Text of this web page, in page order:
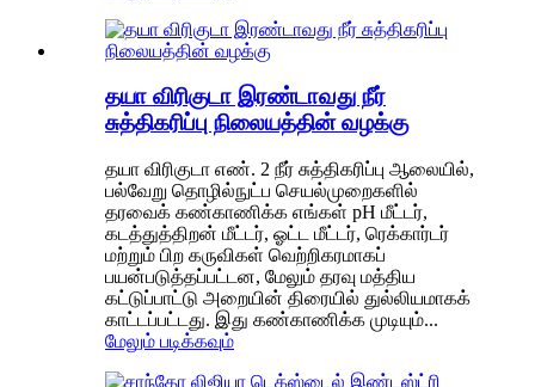
தயா விரிகுடா இரண்டாவது நீர்
சுத்திகரிப்பு நிலையத்தின் வழக்கு
தயா விரிகுடா எண். 2 நீர் சுத்திகரிப்பு ஆலையில்,
பல்வேறு தொழில்நுட்ப செயல்முறைகளில்
தரவைக் கண்காணிக்க எங்கள் pH மீட்டர்,
கடத்துத்திறன் மீட்டர், ஓட்ட மீட்டர், ரெக்கார்டர்
மற்றும் பிற கருவிகள் வெற்றிகரமாகப்
பயன்படுத்தப்பட்டன, மேலும் தரவு மத்திய
கட்டுப்பாட்டு அறையின் திரையில் துல்லியமாகக்
காட்டப்பட்டது. இது கண்காணிக்க முடியும்...
மேலும் படிக்கவும்